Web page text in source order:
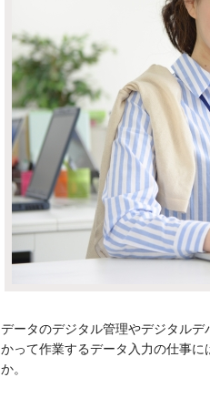
データのデジタル管理やデジタル
かって作業するデータ入力の仕事
か。